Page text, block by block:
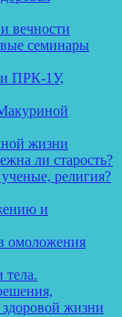
вечности
семинары
ПРК-1У,
жизни
ли старость?
религия?
и
омоложения
тела.
жизни